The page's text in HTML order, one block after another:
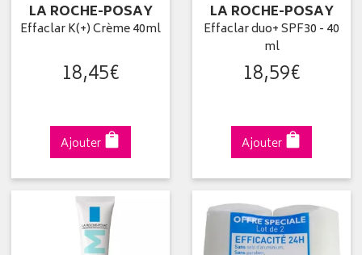
LA ROCHE-POSAY
Effaclar K(+) Crème 40ml
18,45€
Ajouter
LA ROCHE-POSAY
Effaclar duo+ SPF30 - 40
ml
18,59€
Ajouter